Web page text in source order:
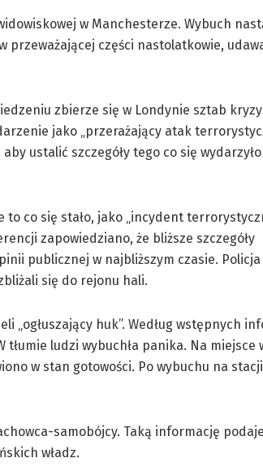
w Manchesterze. Wybuch
części nastolatkowie,
zbierze się w Londynie sztab
jako „przerażający atak
ustalić szczegóły tego co się
to co się stało, jako „incydent
zapowiedziano, że bliższe szczegóły
publicznej w najbliższym czasie.
się do rejonu hali.
„ogłuszający huk”. Według wstępnych
tłumie ludzi wybuchła panika. Na miejsce
w stan gotowości. Po wybuchu na
samobójcy. Taką informację podaje
władz.